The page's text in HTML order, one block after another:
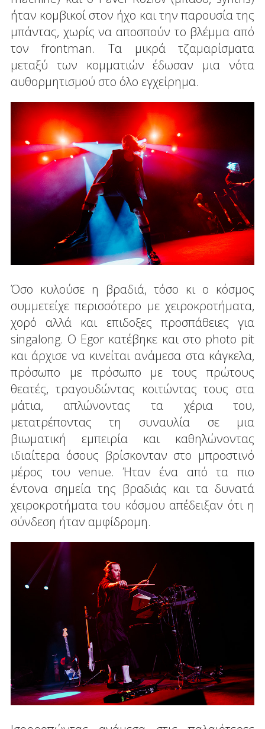
ήταν κομβικοί στον ήχο και την παρουσία της
μπάντας, χωρίς να αποσπούν το βλέμμα από
τον frontman. Τα μικρά τζαμαρίσματα
μεταξύ των κομματιών έδωσαν μια νότα
αυθορμητισμού στο όλο εγχείρημα.
Όσο κυλούσε η βραδιά, τόσο κι ο κόσμος
συμμετείχε περισσότερο με χειροκροτήματα,
χορό αλλά και επιδοξες προσπάθειες για
singalong. Ο Egor κατέβηκε και στο photo pit
και άρχισε να κινείται ανάμεσα στα κάγκελα,
πρόσωπο με πρόσωπο με τους πρώτους
θεατές, τραγουδώντας κοιτώντας τους στα
μάτια, απλώνοντας τα χέρια του,
μετατρέποντας τη συναυλία σε μια
βιωματική εμπειρία και καθηλώνοντας
ιδιαίτερα όσους βρίσκονταν στο μπροστινό
μέρος του venue. Ήταν ένα από τα πιο
έντονα σημεία της βραδιάς και τα δυνατά
χειροκροτήματα του κόσμου απέδειξαν ότι η
σύνδεση ήταν αμφίδρομη.